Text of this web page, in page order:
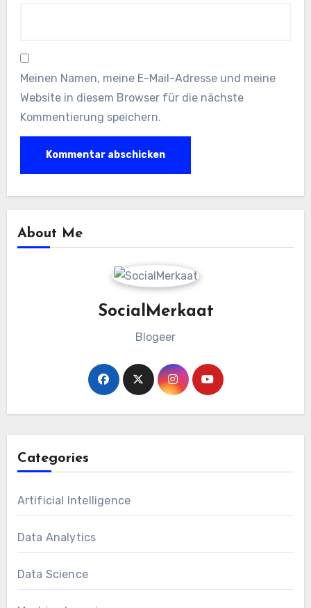
Meinen Namen, meine E-Mail-Adresse und meine
Website in diesem Browser für die nächste
Kommentierung speichern.
About Me
SocialMerkaat
Blogeer
Categories
Artificial Intelligence
Data Analytics
Data Science